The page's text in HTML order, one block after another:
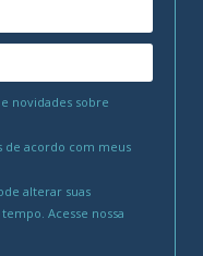
novidades sobre
de acordo com meus
alterar suas
Acesse nossa